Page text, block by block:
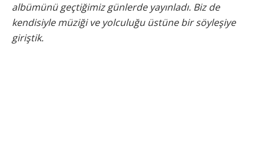
albümünü geçtiğimiz günlerde yayınladı. Biz de
kendisiyle müziği ve yolculuğu üstüne bir söyleşiye
giriştik.